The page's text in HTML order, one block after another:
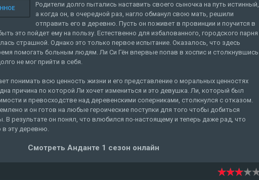
Родители долго пытались наставить своего сыночка на путь истинный,
а когда он, в очередной раз, нагло обманул свою мать, решили
отправить его в деревню. Пусть он поживет в провинции и поучится в
это пойдет ему на пользу. Естественно для избалованного, городского парня
страшной. Однако это только первое испытание. Оказалось, что здесь
помогать больным людям. Ли Си Гён впервые попав в хоспис и столкнувшись
не мог прийти в себя.
понимать всю ценность жизни и его представление о моральных ценностях
причина по которой Ли хочет измениться и это девушка. Ли, который был
и превосходстве над деревенскими соперниками, столкнулся с отказом.
и он готов на любые героические поступки для того чтобы добиться
В результате он понял, что влюбился по-настоящему и теперь даже рад, что
в эту деревню.
Смотреть Анданте 1 сезон онлайн